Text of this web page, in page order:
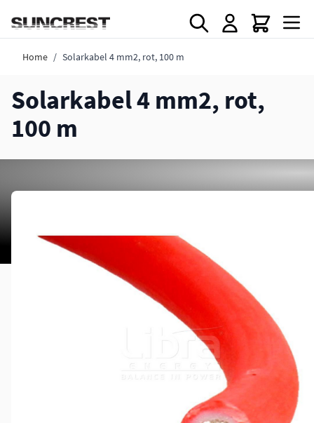
Home / Solarkabel 4 mm2, rot, 100 m
Solarkabel 4 mm2, rot,
100 m